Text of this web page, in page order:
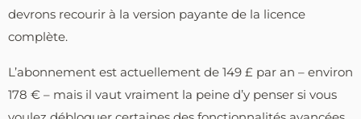
devrons recourir à la version payante de la licence
complète.
L’abonnement est actuellement de 149 £ par an – environ
178 € – mais il vaut vraiment la peine d’y penser si vous